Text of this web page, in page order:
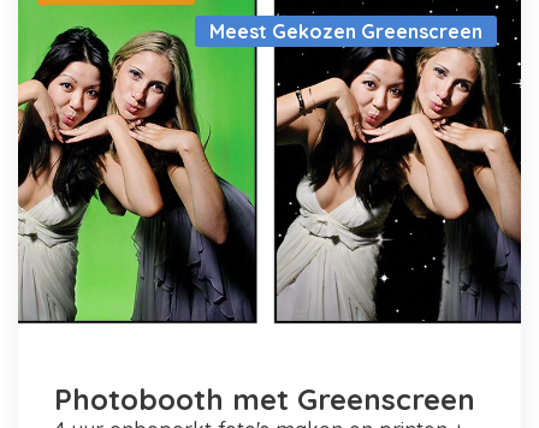
Meest Gekozen Greenscreen
Photobooth met Greenscreen